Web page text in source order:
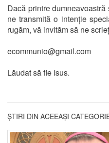
Dacă printre
ne transmită o intenție
rugăm, vă invităm să ne
ecommunio@gmail.com
Lăudat să fie Isus.
ȘTIRI DIN ACEEAȘI